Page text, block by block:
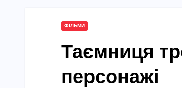
ФІЛЬМИ
Таємниця
персонажі